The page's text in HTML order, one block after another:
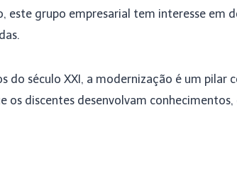
este grupo empresarial tem interesse em
do século XXI, a modernização é um pilar
discentes desenvolvam conhecimentos,